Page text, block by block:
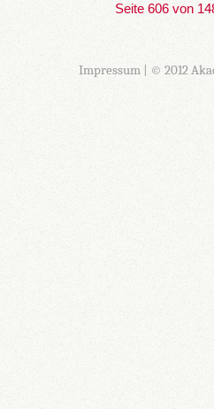
Seite 606 von
Impressum| © 2012